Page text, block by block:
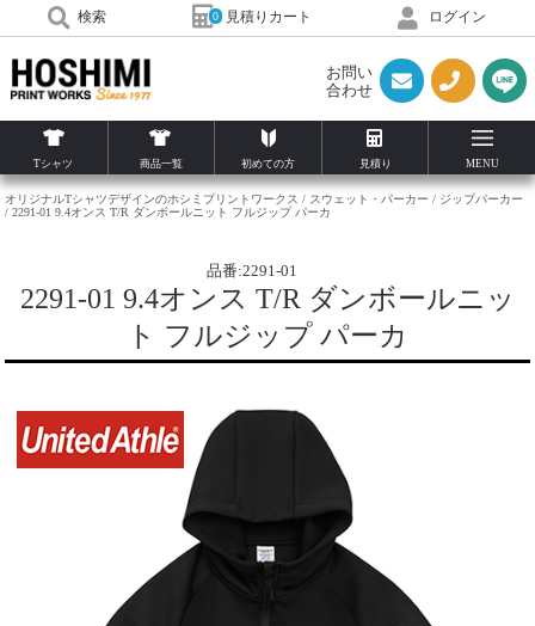
検索 0 見積りカート ログイン
お問い
合わせ
Tシャツ 商品一覧 初めての方 見積り MENU
オリジナルTシャツデザインのホシミプリントワークス スウェット・パーカー
ジップパーカー
2291-01 9.4オンス T/R ダンボールニット フルジップ パーカ
品番:2291-01
2291-01 9.4オンス T/R ダンボールニッ
ト フルジップ パーカ